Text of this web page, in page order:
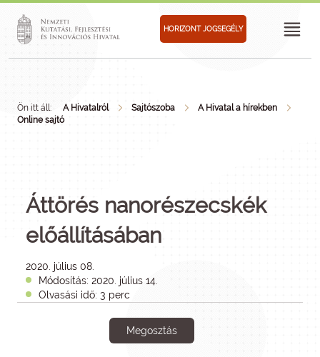
HORIZONT JOGSEGÉLY
Ön itt áll: A Hivatalról Sajtószoba
A Hivatal a hírekben
Online sajtó
Áttörés nanorészecskék
előállításában
2020. július 08.
Módosítás: 2020. július 14.
Olvasási idő: 3 perc
Megosztás